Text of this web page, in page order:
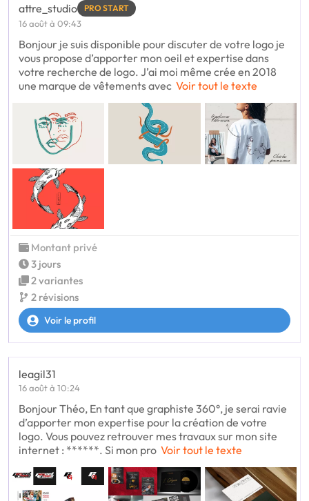
attre_studio PRO START
16 août à 09:43
Bonjour je suis disponible pour discuter de votre logo je
vous propose d’apporter mon oeil et expertise dans
votre recherche de logo. J’ai moi même crée en 2018
une marque de vêtements avec Voir tout le texte
Montant privé
3 jours
2 variantes
2 révisions
Voir le profil
leagil31
16 août à 10:24
Bonjour Théo, En tant que graphiste 360°, je serai ravie
d’apporter mon expertise pour la création de votre
logo. Vous pouvez retrouver mes travaux sur mon site
internet : ******. Si mon pro Voir tout le texte